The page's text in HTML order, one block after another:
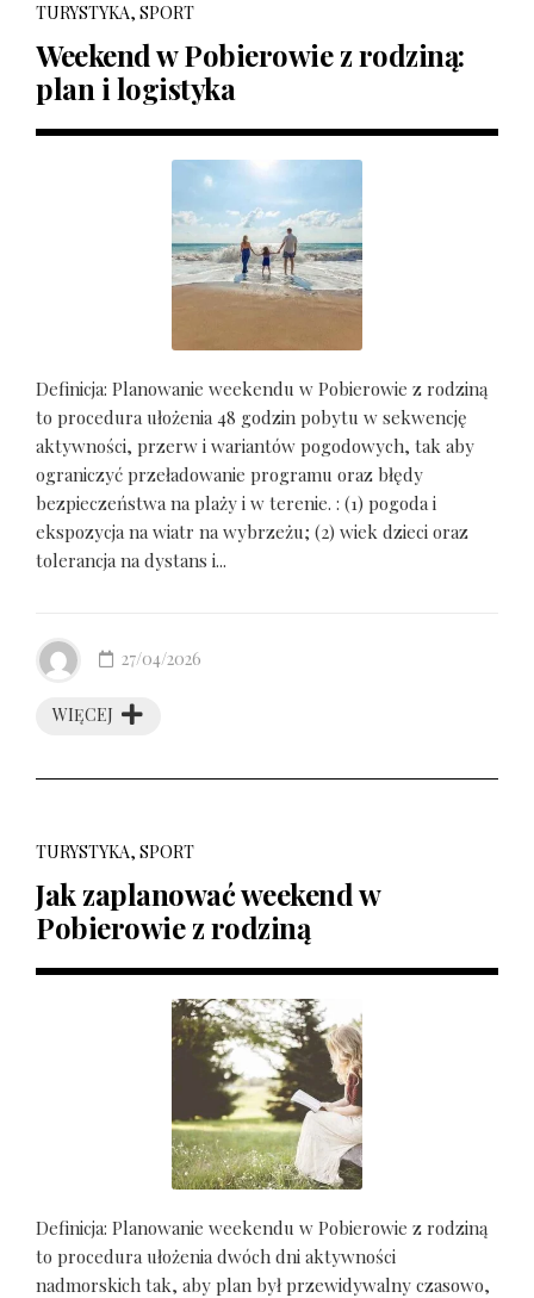
TURYSTYKA, SPORT
Weekend w Pobierowie z rodziną:
plan i logistyka
Definicja: Planowanie weekendu w Pobierowie z rodziną
to procedura ułożenia 48 godzin pobytu w sekwencję
aktywności, przerw i wariantów pogodowych, tak aby
ograniczyć przeładowanie programu oraz błędy
bezpieczeństwa na plaży i w terenie. : (1) pogoda i
ekspozycja na wiatr na wybrzeżu; (2) wiek dzieci oraz
tolerancja na dystans i...
WIĘCEJ
27/04/2026
TURYSTYKA, SPORT
Jak zaplanować weekend w
Pobierowie z rodziną
Definicja: Planowanie weekendu w Pobierowie z rodziną
to procedura ułożenia dwóch dni aktywności
nadmorskich tak, aby plan był przewidywalny czasowo,